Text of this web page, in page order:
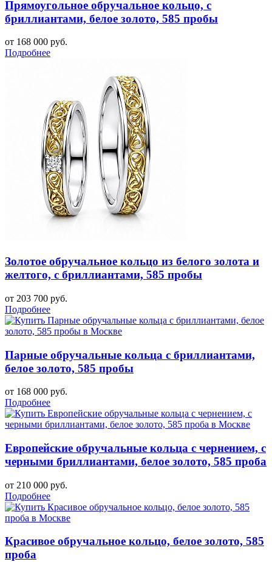
Прямоугольное обручальное кольцо, с
бриллиантами, белое золото, 585 пробы
от 168 000 руб.
Подробнее
Золотое обручальное кольцо из белого золота и
желтого, с бриллиантами, 585 пробы
от 203 700 руб.
Подробнее
Парные обручальные кольца с бриллиантами,
белое золото, 585 пробы
от 168 000 руб.
Подробнее
Европейские обручальные кольца с чернением, с
черными бриллиантами, белое золото, 585 проба
от 210 000 руб.
Подробнее
Красивое обручальное кольцо, белое золото, 585
проба